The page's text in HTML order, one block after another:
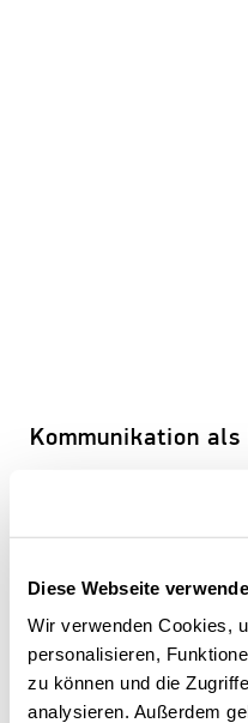
Diese Webseite
Wir verwenden Cookies,
personalisieren,
zu können und die
analysieren. Außerdem
Kommunikation
Kommunikation ist ein
immer der Information
Teammitglieder am
diskutieren, wen sie
inspirierend finden. Das